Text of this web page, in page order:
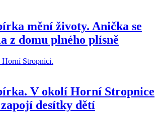
mění životy. Anička se
z domu plného plísně
V okolí Horní Stropnice
desítky dětí